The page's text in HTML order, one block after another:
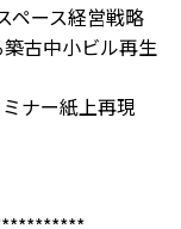
ペース経営戦略
古中小ビル再生
ナー紙上再現